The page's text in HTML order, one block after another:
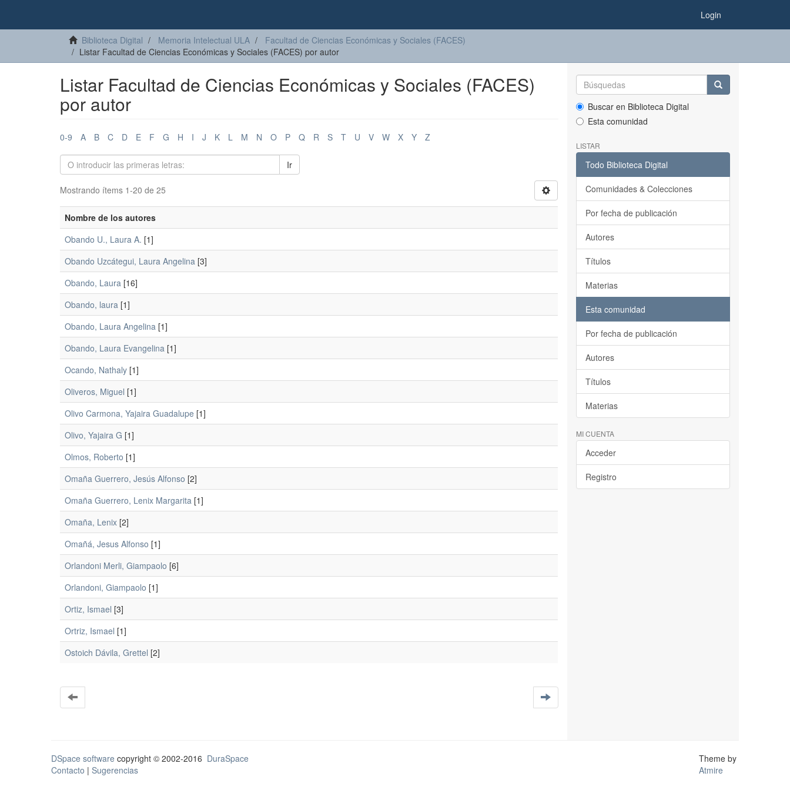
Login
Biblioteca Digital Memoria Intelectual ULA
Facultad de Ciencias Económicas y Sociales (FACES)
Listar Facultad de Ciencias Económicas y Sociales (FACES) por autor
Listar Facultad de Ciencias Económicas y Sociales (FACES)
por autor
0-9 A B C D E F G H I J K L M N O P Q R S T U V W X Y Z
Ir
Mostrando ítems 1-20 de 25
Nombre de los autores
Obando U., Laura A. [1]
Obando Uzcátegui, Laura Angelina [3]
Obando, Laura [16]
Obando, laura [1]
Obando, Laura Angelina [1]
Obando, Laura Evangelina [1]
Ocando, Nathaly [1]
Oliveros, Miguel [1]
Olivo Carmona, Yajaira Guadalupe [1]
Olivo, Yajaira G [1]
Olmos, Roberto [1]
Omaña Guerrero, Jesús Alfonso [2]
Omaña Guerrero, Lenix Margarita [1]
Omaña, Lenix [2]
Omañá, Jesus Alfonso [1]
Orlandoni Merli, Giampaolo [6]
Orlandoni, Giampaolo [1]
Ortiz, Ismael [3]
Ortriz, Ismael [1]
Ostoich Dávila, Grettel [2]
Buscar en Biblioteca Digital
Esta comunidad
LISTAR
Todo Biblioteca Digital
Comunidades & Colecciones
Por fecha de publicación
Autores
Títulos
Materias
Esta comunidad
Por fecha de publicación
Autores
Títulos
Materias
MI CUENTA
Acceder
Registro
DSpace software copyright © 2002-2016 DuraSpace
Contacto | Sugerencias
Theme by
Atmire